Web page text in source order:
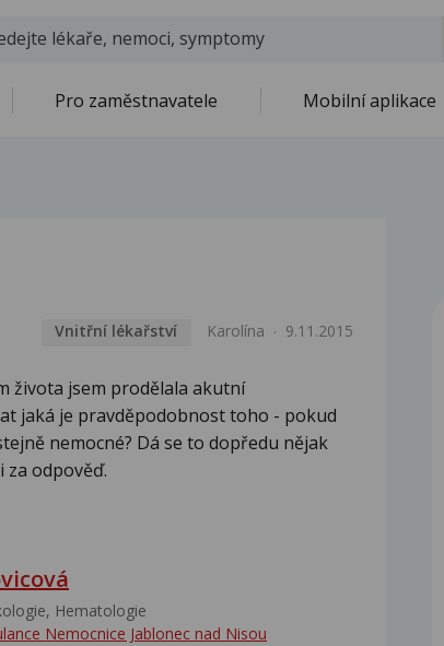
Pro zaměstnavatele Mobilní aplikace
Vnitřní lékařství Karolína 9.11.2015
života jsem prodělala akutní
jaká je pravděpodobnost toho - pokud
nemocné? Dá se to dopředu nějak
za odpověď.
Hematologie
Nemocnice Jablonec nad Nisou